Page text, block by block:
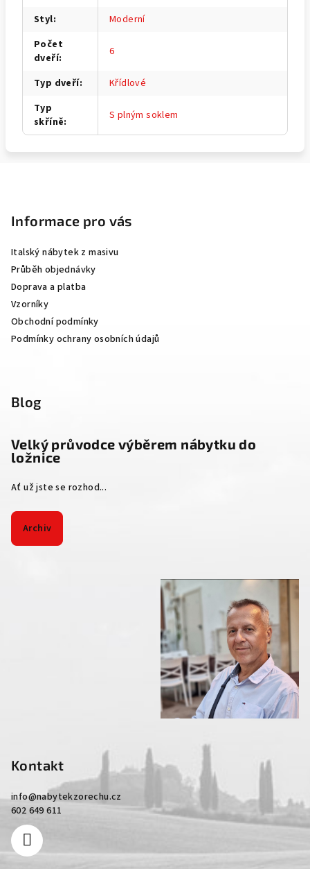
Styl:
Moderní
Počet
dveří: 6
Typ dveří:
Křídlové
Typ
skříně: S plným soklem
Informace pro vás
Italský nábytek z masivu
Průběh objednávky
Doprava a platba
Vzorníky
Obchodní podmínky
Podmínky ochrany osobních údajů
Blog
Velký průvodce výběrem nábytku do
ložnice
Ať už jste se rozhod...
Archiv
Kontakt
info@nabytekzorechu.cz
602 649 611